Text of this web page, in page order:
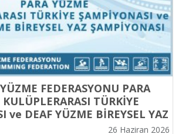
FEDERASYONU PARA
TÜRKİYE
ve DEAF YÜZME BİREYSEL YAZ
26 Haziran 2026